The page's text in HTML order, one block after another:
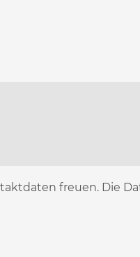
freuen. Die